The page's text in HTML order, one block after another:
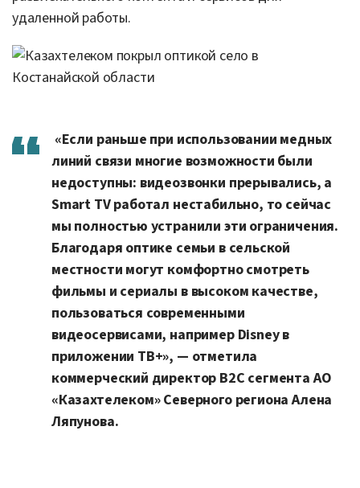
удаленной работы.
«Если раньше при использовании медных
линий связи многие возможности были
недоступны: видеозвонки прерывались, а
Smart TV работал нестабильно, то сейчас
мы полностью устранили эти ограничения.
Благодаря оптике семьи в сельской
местности могут комфортно смотреть
фильмы и сериалы в высоком качестве,
пользоваться современными
видеосервисами, например Disney в
приложении ТВ+», — отметила
коммерческий директор В2С сегмента АО
«Казахтелеком» Северного региона Алена
Ляпунова.